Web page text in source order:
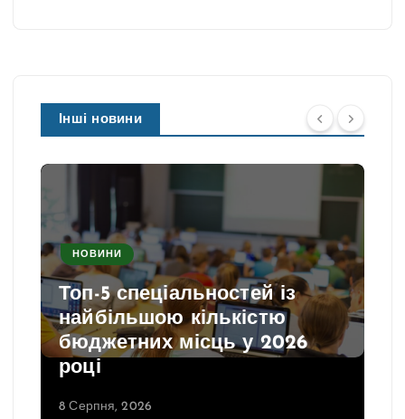
Інші новини
НОВИНИ
Топ-5 спеціальностей із
найбільшою кількістю
бюджетних місць у 2026
році
8 Серпня, 2026